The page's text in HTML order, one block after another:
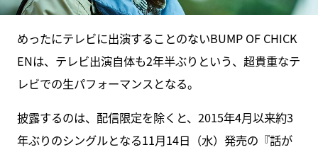
めったにテレビに出演することのないBUMP OF CHICK
ENは、テレビ出演自体も2年半ぶりという、超貴重なテ
レビでの生パフォーマンスとなる。
披露するのは、配信限定を除くと、2015年4月以来約3
年ぶりのシングルとなる11月14日（水）発売の『話が